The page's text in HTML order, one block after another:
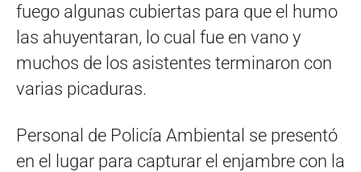
fuego algunas cubiertas para que el humo
las ahuyentaran, lo cual fue en vano y
muchos de los asistentes terminaron con
varias picaduras.
Personal de Policía Ambiental se presentó
en el lugar para capturar el enjambre con la